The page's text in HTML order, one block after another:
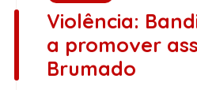
Violência:
a promover
Brumado